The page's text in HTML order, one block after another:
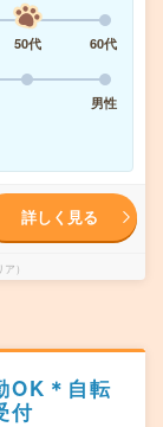
50代
60代
男性
詳しく見る
）
OK＊自転
付